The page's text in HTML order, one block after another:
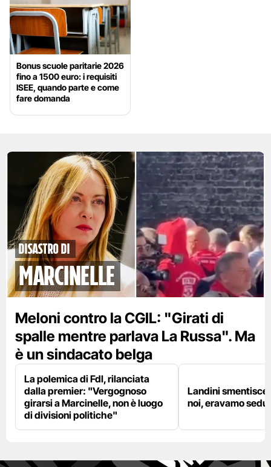
Bonus scuole paritarie 2026
fino a 1500 euro: i requisiti
ISEE, quando parte e come
fare domanda
disastro di
marcinelle
Meloni contro la CGIL: "Girati di
spalle mentre parlava La Russa". Ma
è un sindacato belga
La polemica di FdI, rilanciata
dalla premier: "Vergognoso
girarsi a Marcinelle, non è luogo
di divisioni politiche"
Landini
noi, eravamo